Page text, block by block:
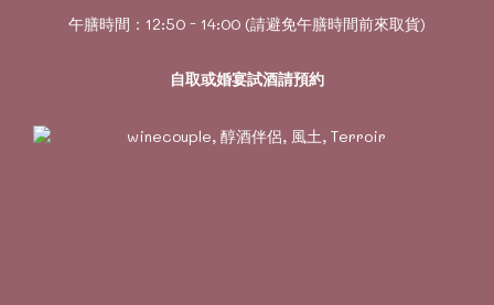
午膳時間：12:50 - 14:00 (請避免午膳時間前來取貨)
自取或婚宴試酒請預約